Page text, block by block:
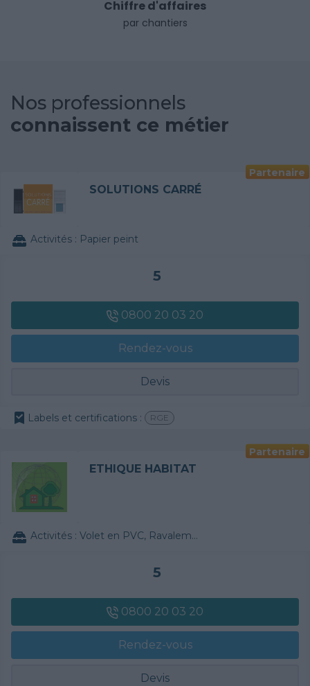
Chiffre d'affaires
par chantiers
Nos professionnels
connaissent ce métier
Partenaire
SOLUTIONS CARRÉ
Activités : Papier peint
5
0800 20 03 20
Rendez-vous
Devis
Labels et certifications : RGE
Partenaire
ETHIQUE HABITAT
Activités : Volet en PVC, Ravalement de façade, Papier peint
5
0800 20 03 20
Rendez-vous
Devis